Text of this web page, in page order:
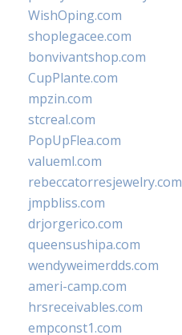
WishOping.com
shoplegacee.com
bonvivantshop.com
CupPlante.com
mpzin.com
stcreal.com
PopUpFlea.com
valueml.com
rebeccatorresjewelry.com
jmpbliss.com
drjorgerico.com
queensushipa.com
wendyweimerdds.com
ameri-camp.com
hrsreceivables.com
empconst1.com